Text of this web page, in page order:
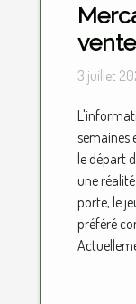
une
3 juillet
semaines
le départ
une
porte, le
préféré